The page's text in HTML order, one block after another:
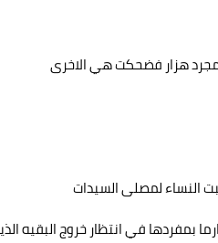
هزار فضحكت هي الاخرى
النساء لمصلى السيدات
بمفردها في انتظار خروج البقيه